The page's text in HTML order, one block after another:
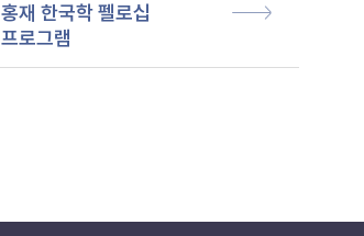
홍재 한국학 펠로십
프로그램